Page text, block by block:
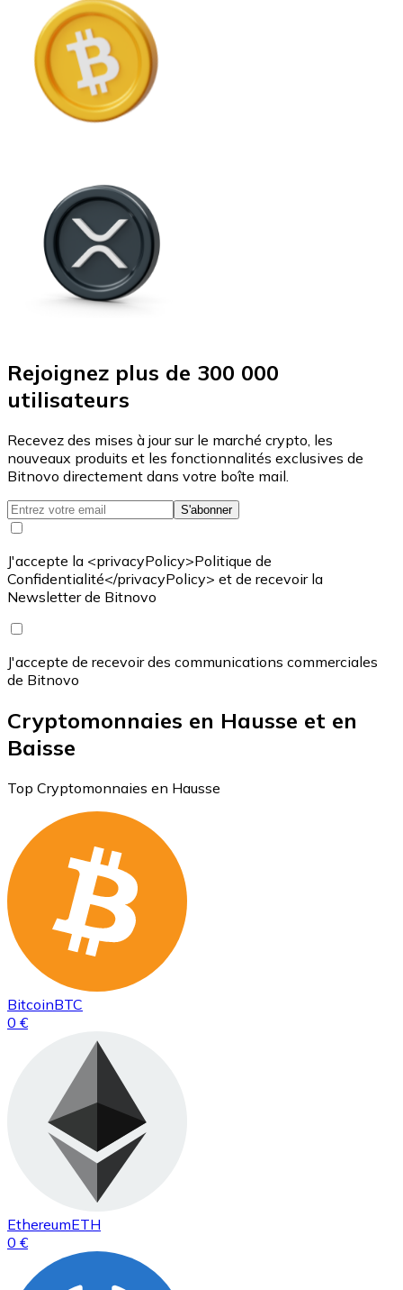
Rejoignez plus de 300 000
utilisateurs
Recevez des mises à jour sur le marché crypto, les
nouveaux produits et les fonctionnalités exclusives de
Bitnovo directement dans votre boîte mail.
S'abonner
J'accepte la <privacyPolicy>Politique de
Confidentialité</privacyPolicy> et de recevoir la
Newsletter de Bitnovo
J'accepte de recevoir des communications commerciales
de Bitnovo
Cryptomonnaies en Hausse et en
Baisse
Top Cryptomonnaies en Hausse
BitcoinBTC
0 €
EthereumETH
0 €